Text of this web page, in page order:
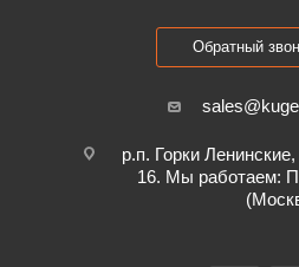
Обратный
р.п. Горки
16. Мы работаем: